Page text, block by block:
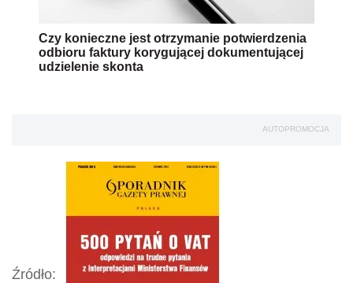
Czy konieczne jest otrzymanie potwierdzenia
odbioru faktury korygującej dokumentującej
udzielenie skonta
AUTOPROMOCJA
Źródło: